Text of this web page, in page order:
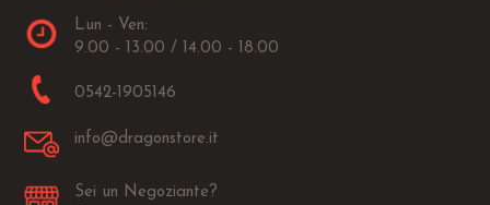
Lun - Ven:
9.00 - 13.00 / 14.00 - 18.00
0542-1905146
info@dragonstore.it
Sei un Negoziante?